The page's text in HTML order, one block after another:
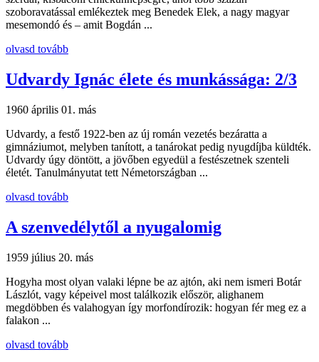
szoboravatással emlékeztek meg Benedek Elek, a nagy magyar
mesemondó és – amit Bogdán ...
olvasd tovább
Udvardy Ignác élete és munkássága: 2/3
1960 április 01. más
Udvardy, a festő 1922-ben az új román vezetés bezáratta a
gimnáziumot, melyben tanított, a tanárokat pedig nyugdíjba küldték.
Udvardy úgy döntött, a jövőben egyedül a festészetnek szenteli
életét. Tanulmányutat tett Németországban ...
olvasd tovább
A szenvedélytől a nyugalomig
1959 július 20. más
Hogyha most olyan valaki lépne be az ajtón, aki nem ismeri Botár
Lászlót, vagy képeivel most találkozik először, alighanem
megdöbben és valahogyan így morfondírozik: hogyan fér meg ez a
falakon ...
olvasd tovább